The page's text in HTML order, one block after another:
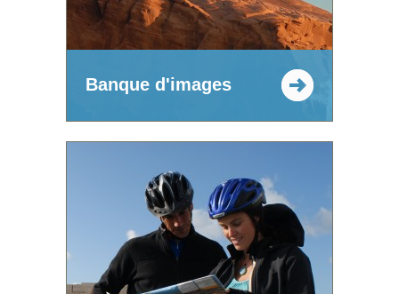
Banque d'images